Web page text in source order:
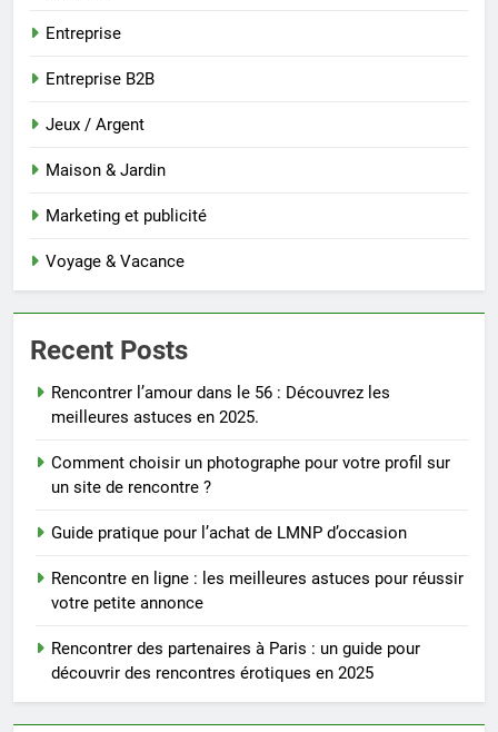
Entreprise
Entreprise B2B
Jeux / Argent
Maison & Jardin
Marketing et publicité
Voyage & Vacance
Recent Posts
Rencontrer l’amour dans le 56 : Découvrez les
meilleures astuces en 2025.
Comment choisir un photographe pour votre profil sur
un site de rencontre ?
Guide pratique pour l’achat de LMNP d’occasion
Rencontre en ligne : les meilleures astuces pour réussir
votre petite annonce
Rencontrer des partenaires à Paris : un guide pour
découvrir des rencontres érotiques en 2025